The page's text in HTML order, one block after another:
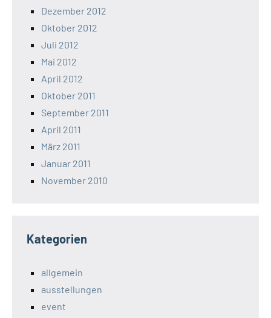
Dezember 2012
Oktober 2012
Juli 2012
Mai 2012
April 2012
Oktober 2011
September 2011
April 2011
März 2011
Januar 2011
November 2010
Kategorien
allgemein
ausstellungen
event